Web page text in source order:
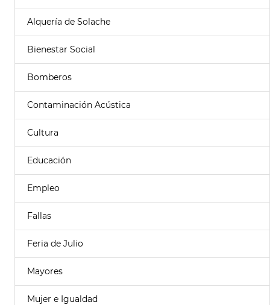
Alquería de Solache
Bienestar Social
Bomberos
Contaminación Acústica
Cultura
Educación
Empleo
Fallas
Feria de Julio
Mayores
Mujer e Igualdad